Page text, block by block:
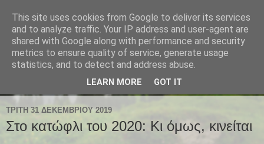
ΤΡΊΤΗ 31 ΔΕΚΕΜΒΡΊΟΥ 2019
Στο κατώφλι του 2020: Κι όμως, κινείται
This site uses cookies from Google to deliver its services
and to analyze traffic. Your IP address and user-agent are
shared with Google along with performance and security
metrics to ensure quality of service, generate usage
statistics, and to detect and address abuse.
LEARN MORE GOT IT